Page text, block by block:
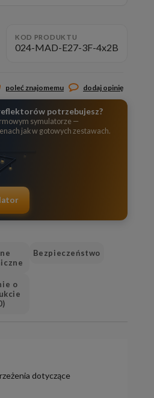
KOD PRODUKTU
024-MAD-E27-3F-4x2B
poleć znajomemu dodaj opinię
potrzebujesz?
symulatorze —
jak w gotowych zestawach.
Bezpieczeństwo
o
dotyczące